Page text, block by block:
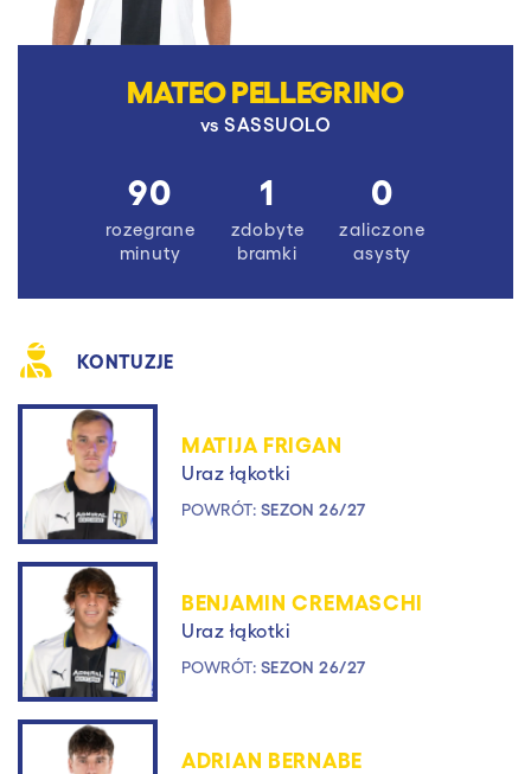
MATEO PELLEGRINO
vsSASSUOLO
90
rozegrane
minuty
1
zdobyte
bramki
0
zaliczone
asysty
KONTUZJE
MATIJA FRIGAN
Uraz łąkotki
POWRÓT: SEZON 26/27
BENJAMIN CREMASCHI
Uraz łąkotki
POWRÓT: SEZON 26/27
ADRIAN BERNABE